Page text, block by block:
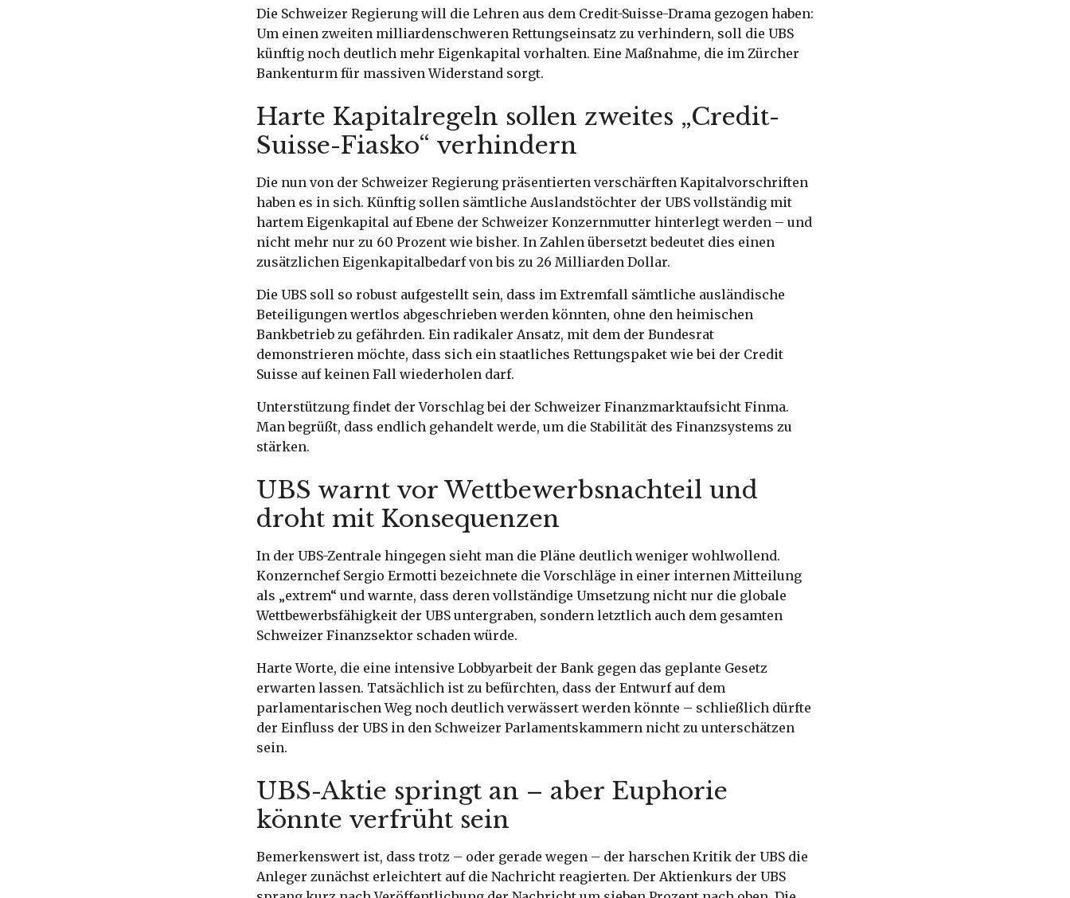
Die Schweizer Regierung will die Lehren aus dem Credit-Suisse-Drama gezogen haben:
Um einen zweiten milliardenschweren Rettungseinsatz zu verhindern, soll die UBS
künftig noch deutlich mehr Eigenkapital vorhalten. Eine Maßnahme, die im Zürcher
Bankenturm für massiven Widerstand sorgt.
Harte Kapitalregeln sollen zweites „Credit-
Suisse-Fiasko“ verhindern
Die nun von der Schweizer Regierung präsentierten verschärften Kapitalvorschriften
haben es in sich. Künftig sollen sämtliche Auslandstöchter der UBS vollständig mit
hartem Eigenkapital auf Ebene der Schweizer Konzernmutter hinterlegt werden – und
nicht mehr nur zu 60 Prozent wie bisher. In Zahlen übersetzt bedeutet dies einen
zusätzlichen Eigenkapitalbedarf von bis zu 26 Milliarden Dollar.
Die UBS soll so robust aufgestellt sein, dass im Extremfall sämtliche ausländische
Beteiligungen wertlos abgeschrieben werden könnten, ohne den heimischen
Bankbetrieb zu gefährden. Ein radikaler Ansatz, mit dem der Bundesrat
demonstrieren möchte, dass sich ein staatliches Rettungspaket wie bei der Credit
Suisse auf keinen Fall wiederholen darf.
Unterstützung findet der Vorschlag bei der Schweizer Finanzmarktaufsicht Finma.
Man begrüßt, dass endlich gehandelt werde, um die Stabilität des Finanzsystems zu
stärken.
UBS warnt vor Wettbewerbsnachteil und
droht mit Konsequenzen
In der UBS-Zentrale hingegen sieht man die Pläne deutlich weniger wohlwollend.
Konzernchef Sergio Ermotti bezeichnete die Vorschläge in einer internen Mitteilung
als „extrem“ und warnte, dass deren vollständige Umsetzung nicht nur die globale
Wettbewerbsfähigkeit der UBS untergraben, sondern letztlich auch dem gesamten
Schweizer Finanzsektor schaden würde.
Harte Worte, die eine intensive Lobbyarbeit der Bank gegen das geplante Gesetz
erwarten lassen. Tatsächlich ist zu befürchten, dass der Entwurf auf dem
parlamentarischen Weg noch deutlich verwässert werden könnte – schließlich dürfte
der Einfluss der UBS in den Schweizer Parlamentskammern nicht zu unterschätzen
sein.
UBS-Aktie springt an – aber Euphorie
könnte verfrüht sein
Bemerkenswert ist, dass trotz – oder gerade wegen – der harschen Kritik der UBS die
Anleger zunächst erleichtert auf die Nachricht reagierten. Der Aktienkurs der UBS